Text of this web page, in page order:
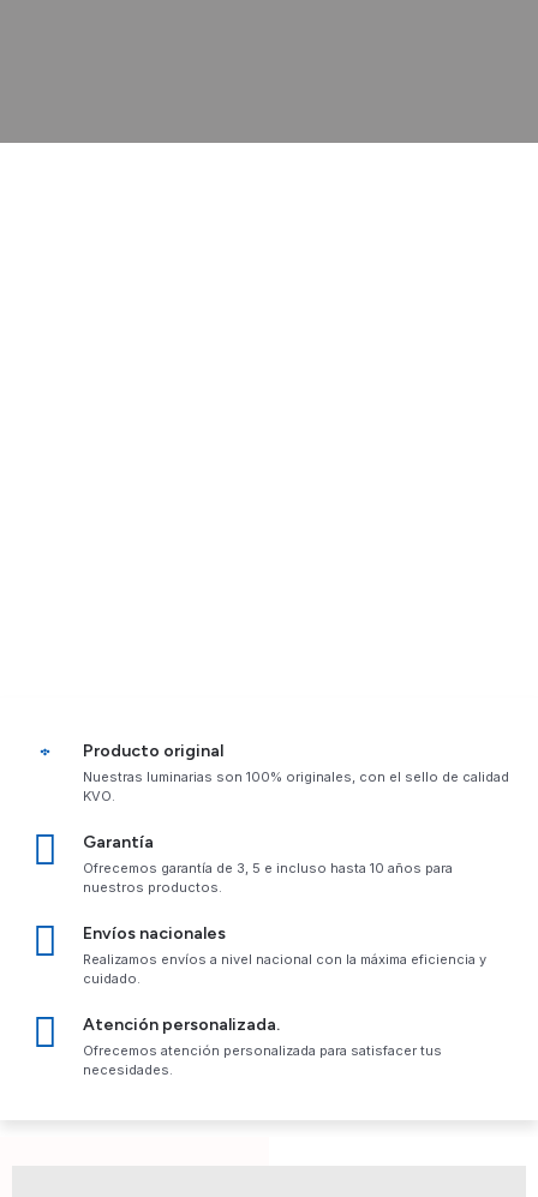
Producto original
Nuestras luminarias son 100% originales, con el sello de calidad
KVO.
Garantía
Ofrecemos garantía de 3, 5 e incluso hasta 10 años para
nuestros productos.
Envíos nacionales
Realizamos envíos a nivel nacional con la máxima eficiencia y
cuidado.
Atención personalizada.
Ofrecemos atención personalizada para satisfacer tus
necesidades.